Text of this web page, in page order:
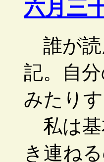
六月三
誰が読
記。自
みたり
私は基
き連ね